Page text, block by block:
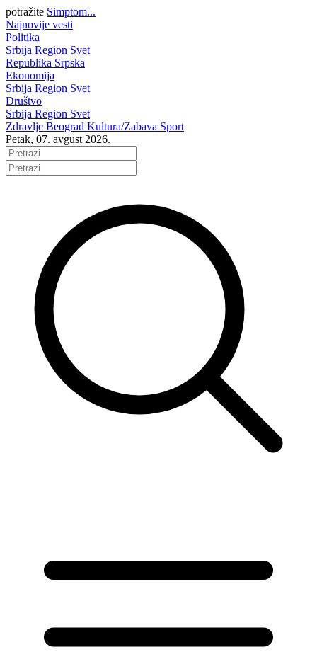
potražite Simptom...
Najnovije vesti
Politika
Srbija Region Svet
Republika Srpska
Ekonomija
Srbija Region Svet
Društvo
Srbija Region Svet
Zdravlje Beograd Kultura/Zabava Sport
Petak, 07. avgust 2026.